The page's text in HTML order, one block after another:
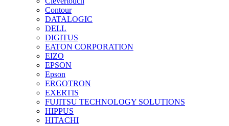
Contour
DATALOGIC
DELL
DIGITUS
EATON CORPORATION
EIZO
EPSON
Epson
ERGOTRON
EXERTIS
FUJITSU TECHNOLOGY SOLUTIONS
HIPPUS
HITACHI